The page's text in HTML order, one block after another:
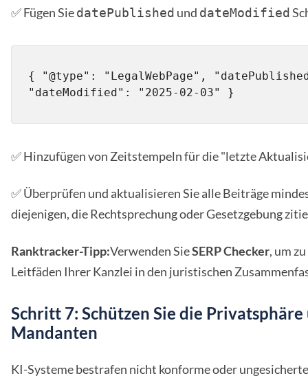
✅ Fügen SiedatePublished und dateModified
{ "@type": "LegalWebPage",
"dateModified": "2025-02-03" }
✅ Hinzufügen von Zeitstempeln für die "letzte
✅ Überprüfen und aktualisieren Sie alle Beiträge
diejenigen, die Rechtsprechung oder Gesetzgebung
Ranktracker-Tipp:Verwenden SieSERP Checker, um
Leitfäden Ihrer Kanzlei in den juristischen
Schritt 7: Schützen Sie die
Mandanten
KI-Systeme bestrafen nicht konforme oder